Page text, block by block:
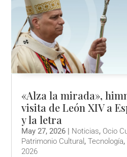
«Alza la mirada»,
visita de León XIV a
y la letra
May 27, 2026 | Noticias, Ocio
Patrimonio Cultural ,Tecnología,
2026